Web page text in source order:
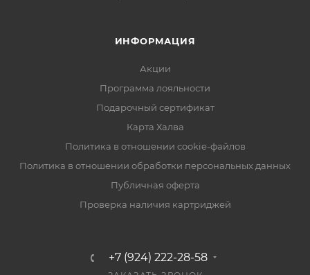
ИНФОРМАЦИЯ
Акции
Программа лояльности
Подарочный сертификат
Карта Халва
Политика в отношении cookie-файлов
Политика в отношении обработки персональных данных
Публичная оферта
Проверка наличия картриджей
+7 (924) 222-28-58